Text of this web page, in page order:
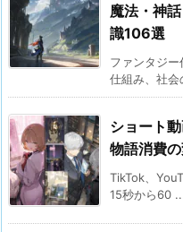
魔法・神
識106選
ファンタジ
仕組み、社
ショート
物語消費
TikTok、
15秒から60